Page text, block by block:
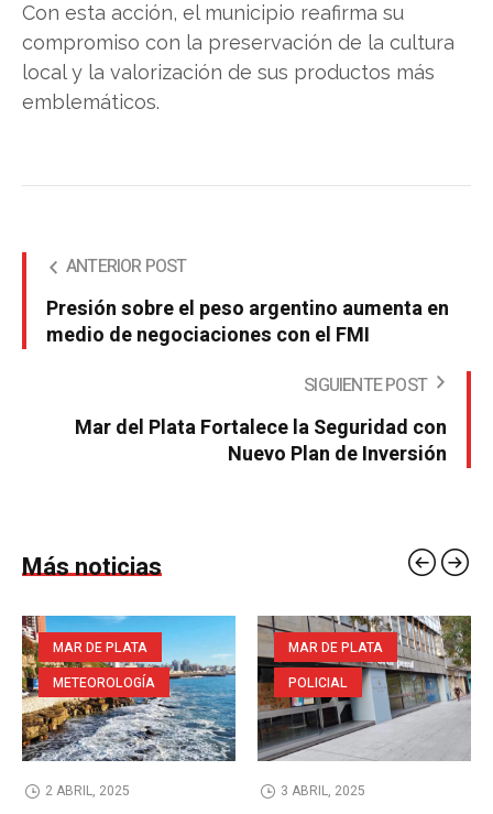
Con esta acción, el municipio reafirma su
compromiso con la preservación de la cultura
local y la valorización de sus productos más
emblemáticos.
ANTERIOR POST
Presión sobre el peso argentino aumenta en
medio de negociaciones con el FMI
SIGUIENTE POST
Mar del Plata Fortalece la Seguridad con
Nuevo Plan de Inversión
Más noticias
MAR DE PLATA
METEOROLOGÍA
2 ABRIL, 2025
MAR DE PLATA
POLICIAL
3 ABRIL, 2025